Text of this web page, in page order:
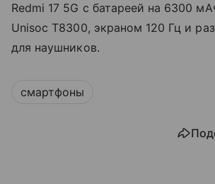
Redmi 17 5G с батареей на 6300
Unisoc T8300, экраном 120 Гц и
для наушников.
смартфоны